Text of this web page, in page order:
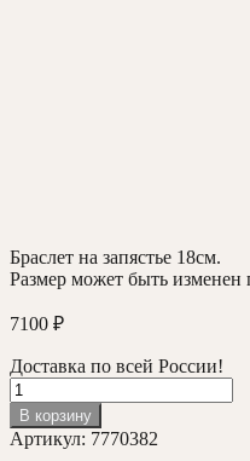
Браслет на запястье 18см.
Размер может быть изменен
7100 ₽
Доставка по всей России!
Количество
товара
Крупный
браслет
В корзину
Артикул: 7770382